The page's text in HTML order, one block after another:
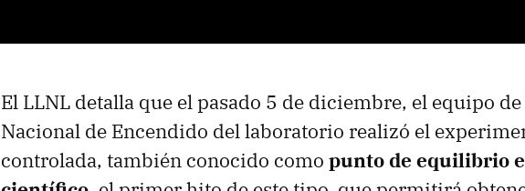
El LLNL detalla que el pasado 5 de diciembre, el equipo
Nacional de Encendido del laboratorio realizó el
controlada, también conocido como punto de equilibrio